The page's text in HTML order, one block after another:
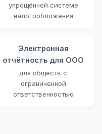
упрощённой системе
налогообложения
Электронная
отчётность для ООО
для обществ с
ограниченной
ответственностью